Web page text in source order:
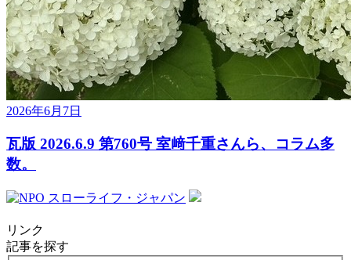
2026年6月7日
瓦版 2026.6.9 第760号 室﨑千重さんら、コラム多
数。
リンク
記事を探す